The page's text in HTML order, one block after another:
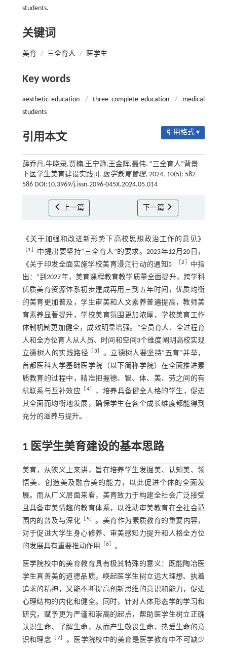
students.
关键词
美育 / 三全育人 / 医学生
Key words
aesthetic education / three complete education /
medical
students
引用本文 引用格式 ▾
薛乔丹,牛晓录,贾楠,王宁静,王金辉,聂伟. “三全育人”背景
下医学生美育建设实践[J]. 医学教育管理, 2024, 10(5): 582-
586 DOI:10.3969/j.issn.2096-045X.2024.05.014
上一篇 下一篇
《关于加强和改进新形势下高校思想政治工作的意见》
1
中提出要坚持“三全育人”的要求。2023年12月20日，
《关于印发全面实施学校美育浸润行动的通知》
［2
中指
出：“到2027年，美育课程教育教学质量全面提升，跨学科
优质美育资源体系初步建成再用三到五年时间，优质均衡
的美育更加普及，学生审美和人文素养普遍提高，教师美
育素养显著提升，学校美育氛围更加浓厚，学校美育工作
体制机制更加健全，成效明显增强。”全员育人、全过程育
人和全方位育人从人员、时间和空间3个维度阐明高校实现
立德树人的实践路径
3
。立德树人要坚持“五育”并举，
首都医科大学基础医学院（以下简称学院）在全面推进素
质教育的过程中，精准把握德、智、体、美、劳之间的有
机联系与互补效应
4］
，培养具备健全人格的学生，促进
其全面而均衡地发展，确保学生在各个成长维度都能得到
充分的滋养与提升。
1 医学生美育建设的基本思路
美育，从狭义上来讲，旨在培养学生发掘美、认知美、领
悟美、创造美及融合美的能力，以此促进个体的全面发
展。而从广义层面来看，美育致力于构建全社会广泛接受
且具备审美情趣的教育体系，以推动审美教育在全社会范
围内的普及与深化
5
。美育作为素质教育的重要内容，
对于促进大学生身心修养、审美感知力提升和人格全方位
的发展具有重要推动作用
6］ 。
医学院校中的美育教育具有极其特殊的意义：既能陶冶医
学生真善美的道德品质，唤起医学生树立远大理想、执着
追求的精神，又能不断提高创新思维的意识和能力，促进
心理结构的内化和健全。同时，针对人体形态学的学习和
研究，赋予更为严谨和崇高的起点，帮助医学生树立正确
认识生命、了解生命，从而产生敬畏生命、热爱生命的意
识和理念
7］ 。医学院校中的美育是医学教育中不可缺少